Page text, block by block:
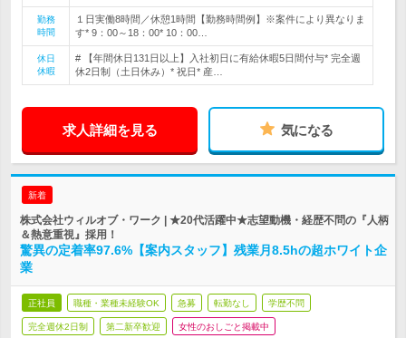
勤務
時間
１日実働8時間／休憩1時間【勤務時間例】※案件により異なりま
す* 9：00～18：00* 10：00…
休日
休暇
# 【年間休日131日以上】入社初日に有給休暇5日間付与* 完全週
休2日制（土日休み）* 祝日* 産…
求人詳細を見る 気になる
新着
株式会社ウィルオブ・ワーク | ★20代活躍中★志望動機・経歴不問の『人柄
＆熱意重視』採用！
驚異の定着率97.6%【案内スタッフ】残業月8.5hの超ホワイト企
業
正社員 職種・業種未経験OK 急募 転勤なし 学歴不問
完全週休2日制 第二新卒歓迎 女性のおしごと掲載中